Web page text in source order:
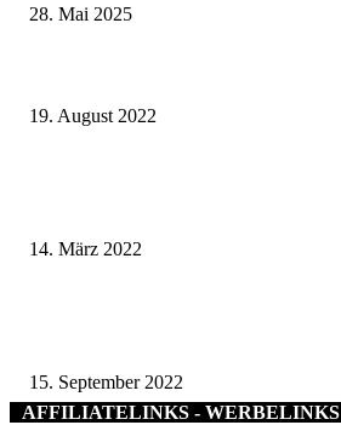
28. Mai 2025
19. August 2022
14. März 2022
15. September 2022
AFFILIATELINKS - WERBELINKS